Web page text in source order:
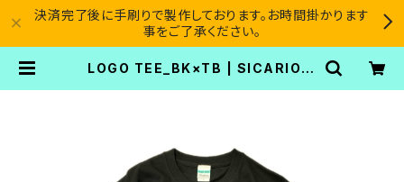
決済完了後に手刷りで製作しております。お時間掛かります
事をご了承ください。
LOGO TEE_BK×TB | SICARIO C